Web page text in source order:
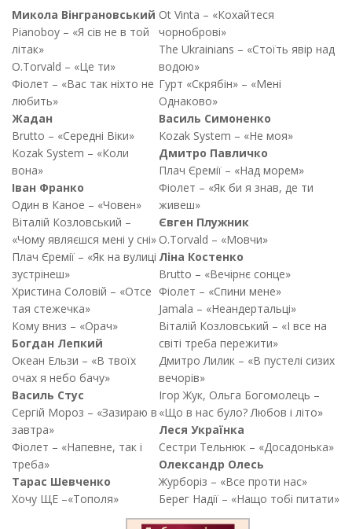
Микола Вінграновський
Pianoboy – «Я сів не в той
літак»
O.Torvald – «Це ти»
Фіолет – «Вас так ніхто не
любить»
Жадан
Brutto – «Середні Віки»
Kozak System – «Коли
вона»
Іван Франко
Один в Каное – «Човен»
Віталій Козловський –
«Чому являєшся мені у сні»
Плач Єремії – «Як на вулиці
зустрінеш»
Христина Соловій – «Отсе
тая стежечка»
Кому вниз – «Орач»
Богдан Лепкий
Океан Ельзи – «В твоїх
очах я небо бачу»
Василь Стус
Сергій Мороз – «Зазираю в
завтра»
Фіолет – «Напевне, так і
треба»
Тарас Шевченко
Хочу ЩЕ –«Тополя»
Ot Vinta – «Кохайтеся
чорноброві»
The Ukrainians – «Стоїть явір над
водою»
Гурт «Скрябін» – «Мені
Однаково»
Василь Симоненко
Kozak System – «Не моя»
Дмитро Павличко
Плач Єремії – «Над морем»
Фіолет – «Як би я знав, де ти
живеш»
Євген Плужник
O.Torvald – «Мовчи»
Ліна Костенко
Brutto – «Вечірнє сонце»
Фіолет – «Спини мене»
Jamala – «Неандертальці»
Віталій Козловський – «І все на
світі треба пережити»
Дмитро Лилик – «В пустелі сизих
вечорів»
Ігор Жук, Ольга Богомолець –
«Що в нас було? Любов і літо»
Леся Українка
Сестри Тельнюк – «Досадонька»
Олександр Олесь
Журборіз – «Все проти нас»
Берег Надії – «Нащо тобі питати»